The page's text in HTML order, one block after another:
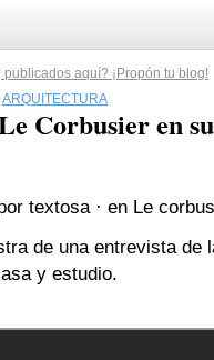
aquí? ¡Propón tu blog!
ARQUITECTURA
Corbusier en
textosa· en Le
de una entrevista de
y estudio.